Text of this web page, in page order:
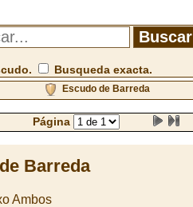
Busqueda exacta.
Escudo de Barreda
Página
Barreda
Ambos